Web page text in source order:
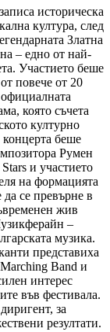
историческа
култура, след
Златна
– едно от най-
Участието беше
повече от 20
която съчета
културно
беше
Румен
и участието
на формацията
се превърне в
жив
–
музика.
представиха
Band и
интерес
във фестивала.
за
резултати.